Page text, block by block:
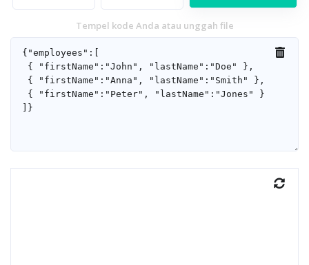
Tempel kode Anda atau unggah file